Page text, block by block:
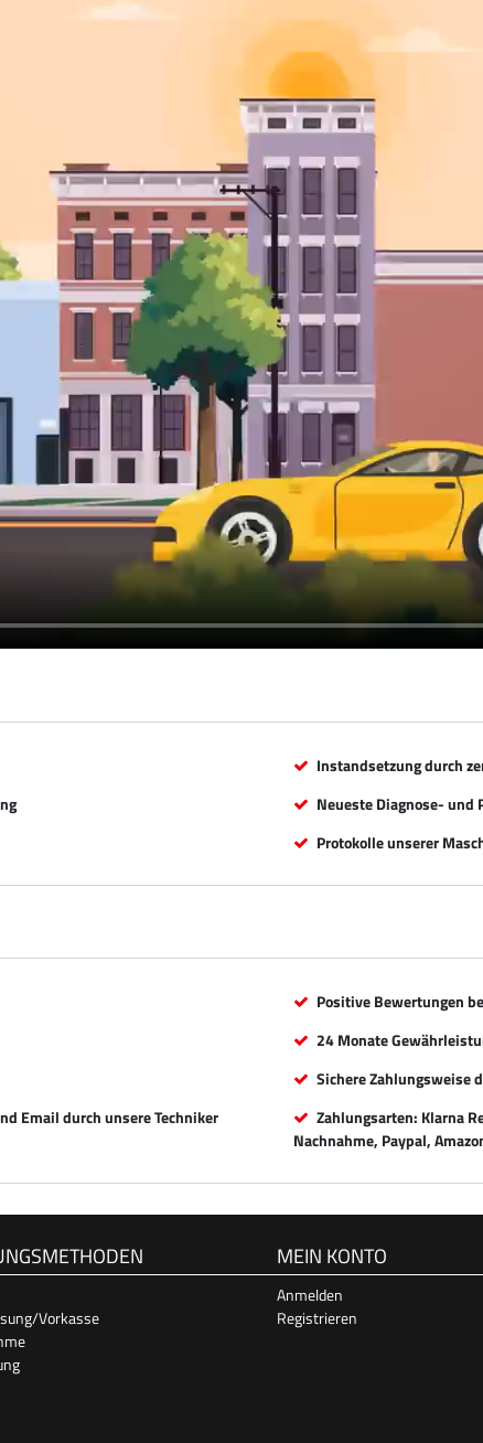
Instandsetzung durch
Neueste Diagnose-
Protokolle unserer
Email durch unsere Techniker
Positive Bewertungen
24 Monate
Sichere Zahlungsweise
Zahlungsarten: Klarna
Nachnahme, Paypal,
Vorkasse
MEIN KONTO
Anmelden
Registrieren